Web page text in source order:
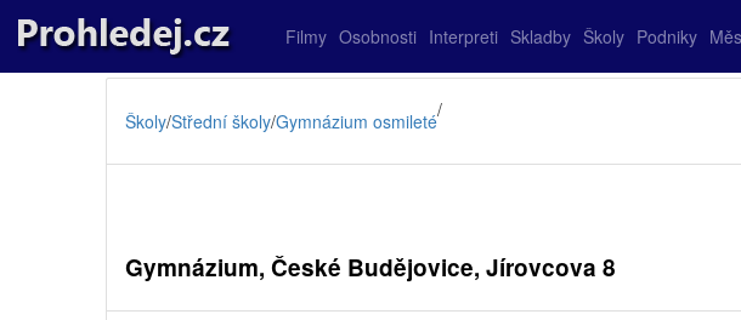
Filmy Osobnosti Interpreti Skladby Školy Podniky
Školy/Střední školy/Gymnázium osmileté/
Gymnázium, České Budějovice, Jírovcova 8